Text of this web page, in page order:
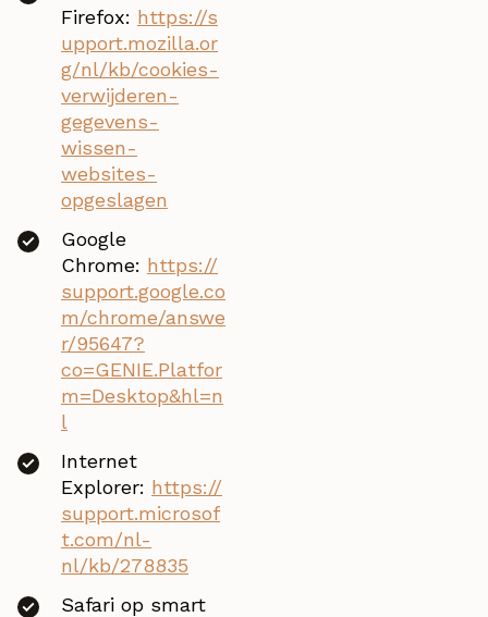
Firefox: https://s
upport.mozilla.or
g/nl/kb/cookies-
verwijderen-
gegevens-
wissen-
websites-
opgeslagen
Google
Chrome: https://
support.google.co
m/chrome/answe
r/95647?
co=GENIE.Platfor
m=Desktop&hl=n
l
Internet
Explorer: https://
support.microsof
t.com/nl-
nl/kb/278835
Safari op smart